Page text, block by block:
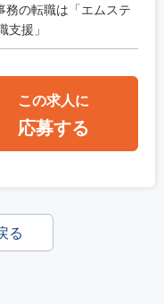
の転職は「エムステ
支援」
この求人に
応募する
る